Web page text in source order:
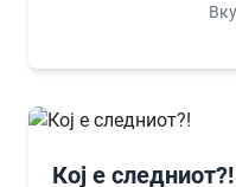
Кој е следниот?!